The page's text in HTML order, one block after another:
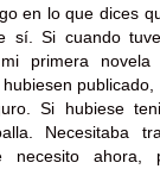
en lo que dices
sí. Si cuando
primera
Si hubiese
Necesitaba
necesito